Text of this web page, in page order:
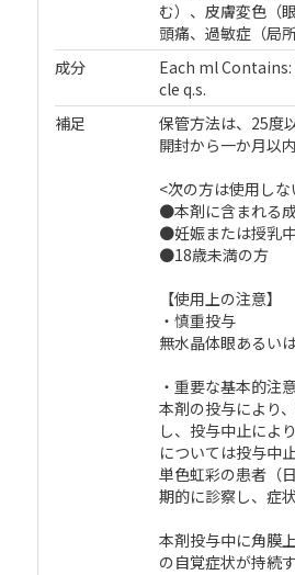
む）、皮膚変色（眼
頭痛、過敏症（局
成分
Each ml
cle q.s.
補足
保管方法は、25度
開封から一か月以
<次の方は使用し
●本剤に含まれる
●妊娠または授乳
●18歳未満の方
【使用上の注意】
・慎重投与
無水晶体眼あるい
・重要な基本的注意
本剤の投与により
し、投与中止によ
については投与中
単色虹彩の患者（
期的に診察し、症
本剤投与中に角膜
の自覚症状が持続